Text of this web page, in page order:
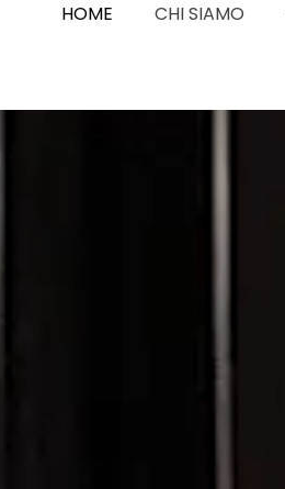
HOME CHI SIAMO